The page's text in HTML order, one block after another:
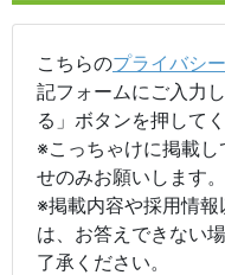
こちらのプライバシ
記フォームにご入力
る」ボタンを押してく
※こっちゃけに掲載
せのみお願いします。
※掲載内容や採用情
は、お答えできない
了承ください。